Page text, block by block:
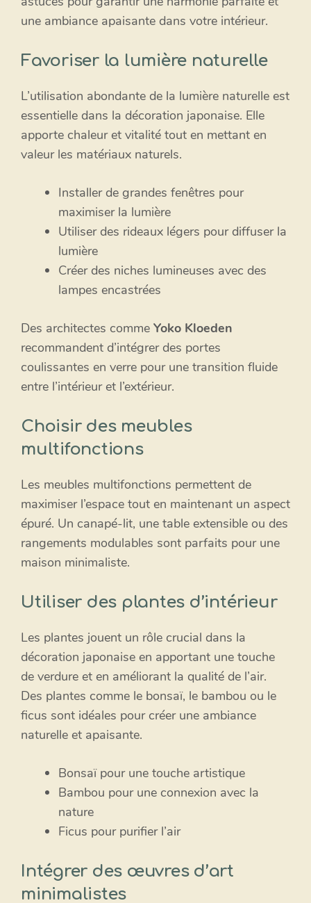
une ambiance apaisante dans votre intérieur.
Favoriser la lumière naturelle
L’utilisation abondante de la lumière naturelle est
essentielle dans la décoration japonaise. Elle
apporte chaleur et vitalité tout en mettant en
valeur les matériaux naturels.
Installer de grandes fenêtres pour
maximiser la lumière
Utiliser des rideaux légers pour diffuser la
lumière
Créer des niches lumineuses avec des
lampes encastrées
Des architectes comme Yoko Kloeden
recommandent d’intégrer des portes
coulissantes en verre pour une transition fluide
entre l’intérieur et l’extérieur.
Choisir des meubles
multifonctions
Les meubles multifonctions permettent de
maximiser l’espace tout en maintenant un aspect
épuré. Un canapé-lit, une table extensible ou des
rangements modulables sont parfaits pour une
maison minimaliste.
Utiliser des plantes d’intérieur
Les plantes jouent un rôle crucial dans la
décoration japonaise en apportant une touche
de verdure et en améliorant la qualité de l’air.
Des plantes comme le bonsaï, le bambou ou le
ficus sont idéales pour créer une ambiance
naturelle et apaisante.
Bonsaï pour une touche artistique
Bambou pour une connexion avec la
nature
Ficus pour purifier l’air
Intégrer des œuvres d’art
minimalistes